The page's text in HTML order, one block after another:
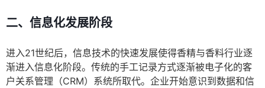
二、信息化发展阶段
进入21世纪后，信息技术的快速发展使得香精与香料行业逐
渐进入信息化阶段。传统的手工记录方式逐渐被电子化的客
户关系管理（CRM）系统所取代。企业开始意识到数据和信